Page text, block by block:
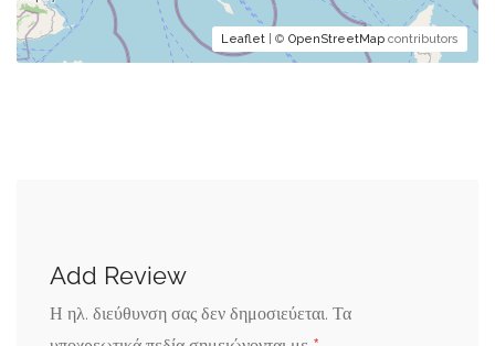
Leaflet | © OpenStreetMap contributors
Add Review
Η ηλ. διεύθυνση σας δεν δημοσιεύεται. Τα